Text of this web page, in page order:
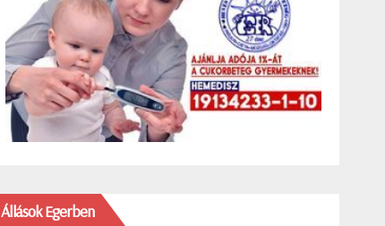
Állások Egerben